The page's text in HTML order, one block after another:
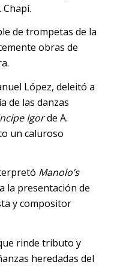
Chapí.
de trompetas de la
obras de
López, deleitó a
de las danzas
Igorde A.
un caluroso
Manolo’s
la presentación de
y compositor
rinde tributo y
heredadas del